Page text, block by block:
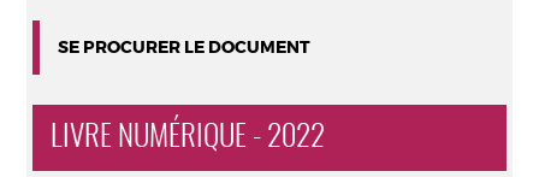
SE PROCURER LE DOCUMENT
LIVRE NUMÉRIQUE - 2022